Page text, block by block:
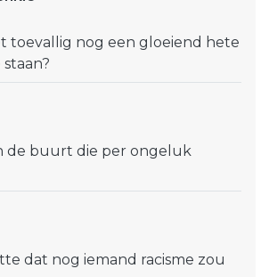
toevallig nog een gloeiend hete
de buurt die per ongeluk
dat nog iemand racisme zou